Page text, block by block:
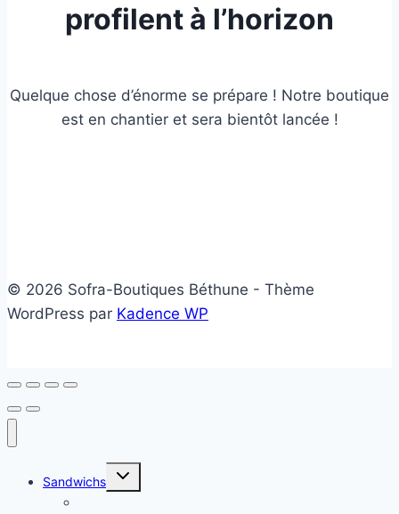
profilent à l’horizon
Quelque chose d’énorme se prépare ! Notre boutique
est en chantier et sera bientôt lancée !
© 2026 Sofra-Boutiques Béthune - Thème
WordPress par Kadence WP
Sandwichs
Ouvrir/fermer